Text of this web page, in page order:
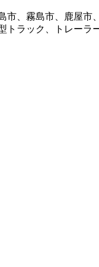
、霧島市、鹿屋
ラック、トレー